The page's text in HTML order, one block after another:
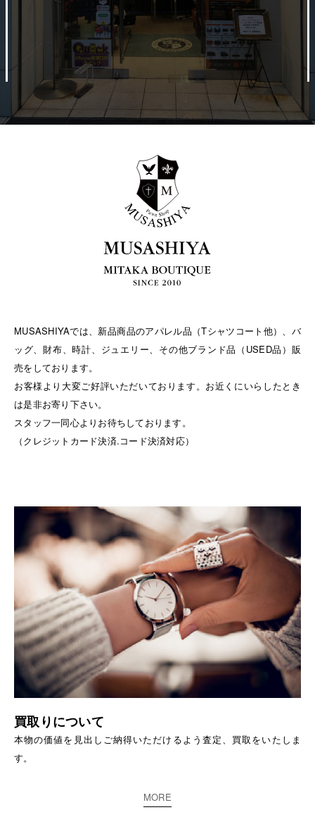
MUSASHIYAでは、新品商品のアパレル品（Tシャツコート他）、バ
ッグ、財布、時計、ジュエリー、その他ブランド品（USED品）販
売をしております。
お客様より大変ご好評いただいております。お近くにいらしたとき
は是非お寄り下さい。
スタッフ一同心よりお待ちしております。
（クレジットカード決済.コード決済対応）
買取りについて
本物の価値を見出しご納得いただけるよう査定、買取をいたしま
す。
MORE